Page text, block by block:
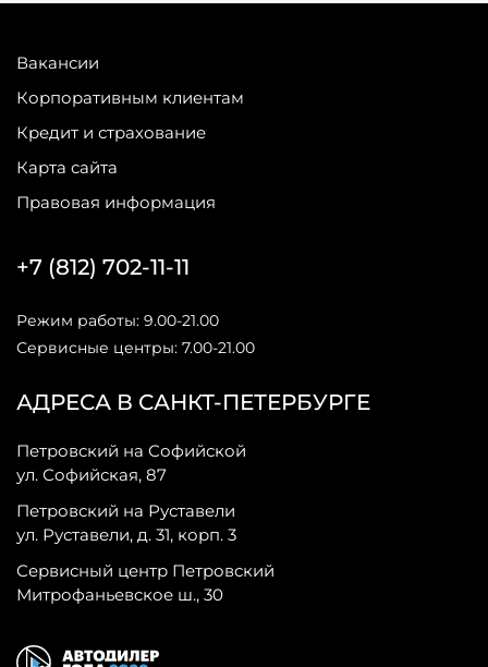
Вакансии
Корпоративным клиентам
Кредит и страхование
Карта сайта
Правовая информация
АДРЕСА В САНКТ-ПЕТЕРБУРГЕ
Петровский на Софийской
ул. Софийская, 87
Петровский на Руставели
ул. Руставели, д. 31, корп. 3
Сервисный центр Петровский
Митрофаньевское ш., 30
+7 (812) 702-11-11
Режим работы: 9.00-21.00
Сервисные центры: 7.00-21.00